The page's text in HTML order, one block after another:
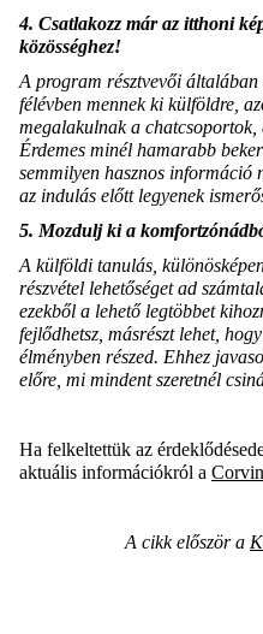
4. Csatlakozz már az itthoni
közösséghez!
A program résztvevői
félévben mennek ki külföldre,
megalakulnak a chatcsoportok,
Érdemes minél hamarabb
semmilyen hasznos információ
az indulás előtt legyenek
5. Mozdulj ki a
A külföldi tanulás,
részvétel lehetőséget ad
ezekből a lehető legtöbbet
fejlődhetsz, másrészt lehet,
élményben részed. Ehhez
előre, mi mindent szeretnél
Ha felkeltettük az
aktuális információkról a
A cikk először a